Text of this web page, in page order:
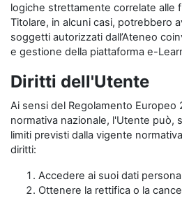
logiche strettamente correlate alle
Titolare, in alcuni casi, potrebbero
soggetti autorizzati dall’Ateneo
e gestione della piattaforma e-
Diritti dell'Utente
Ai sensi del Regolamento Europeo
normativa nazionale, l'Utente può,
limiti previsti dalla vigente
diritti:
Accedere ai suoi dati
Ottenere la rettifica o la